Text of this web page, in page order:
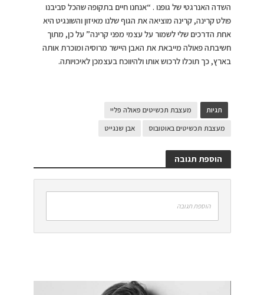
השדה האנרגטי של גופנו . “אנחנו חיים בתקופה שהכל סביבנו
פולט קרינה, קרינה מוציאה את הגוף שלנו מאיזון והשונגיט היא
אחת הדרכים שלי לשמור על עצמי מפני קרינה” על כן, מתוך
חשיבתה פאולה מייבאת את האבן היישר מרוסיה ומוכרת אותה
בארץ, כך תוכלו לרכוש אותו ולהיווכח בעצמכן לאיכויותה.
תגיות
מעצבת תכשיטים פאולה פליי
מעצבת תכשיטים באוטובוס
אבן שנגייט
הוספת תגובה
הוספת תגובה